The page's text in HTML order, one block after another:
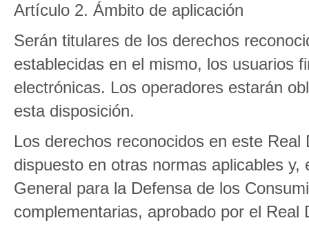
Artículo 2. Ámbito de aplicación
Serán titulares de los derechos
establecidas en el mismo, los usuarios
electrónicas. Los operadores estarán
esta disposición.
Los derechos reconocidos en este
dispuesto en otras normas aplicables
General para la Defensa de los
complementarias, aprobado por el